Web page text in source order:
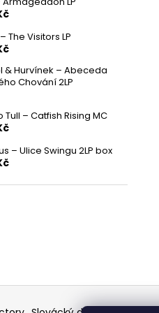
The Visitors LP
& Hurvínek – Abeceda
Chování 2LP
Tull – Catfish Rising MC
‎– Ulice Swingu 2LP box